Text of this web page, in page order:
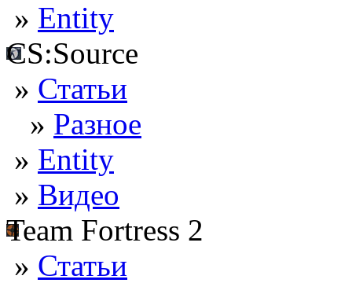
» Entity
CS:Source
» Статьи
» Разное
» Entity
» Видео
Team Fortress 2
» Статьи